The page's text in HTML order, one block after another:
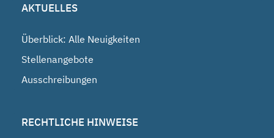
AKTUELLES
Überblick: Alle Neuigkeiten
Stellenangebote
Ausschreibungen
RECHTLICHE HINWEISE